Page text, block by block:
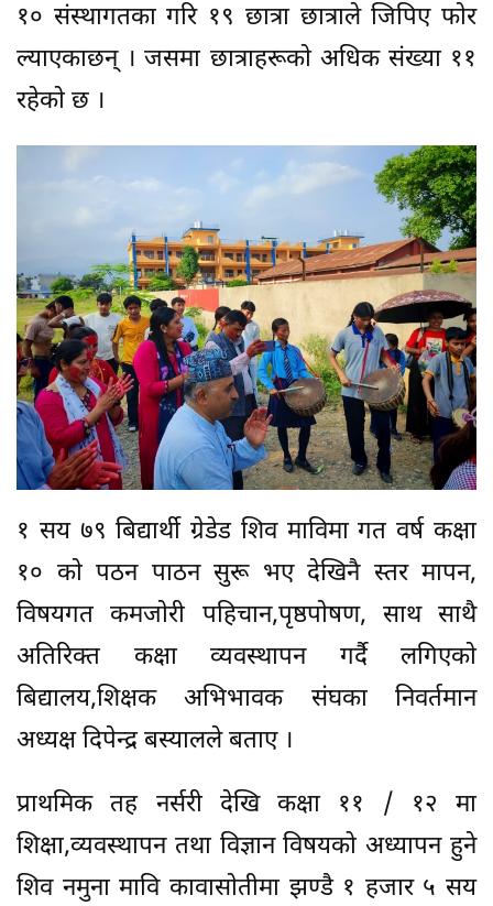
१० संस्थागतका गरि १९ छात्रा छात्राले जिपिए फाेर
ल्याएकाछन् । जसमा छात्राहरूकाे अधिक संख्या ११
रहेकाे छ ।
१ सय ७९ बिद्यार्थी ग्रेडेड शिव माविमा गत वर्ष कक्षा
१० काे पठन पाठन सुरू भए देखिनै स्तर मापन,
विषयगत कमजाेरी पहिचान,पृष्ठपाेषण, साथ साथै
अतिरिक्त कक्षा व्यवस्थापन गर्दै लगिएकाे
बिद्यालय,शिक्षक अभिभावक संघका निवर्तमान
अध्यक्ष दिपेन्द्र बस्यालले बताए ।
प्राथमिक तह नर्सरी देखि कक्षा ११ / १२ मा
शिक्षा,व्यवस्थापन तथा विज्ञान विषयको अध्यापन हुने
शिव नमुना मावि कावासाेतीमा झण्डै १ हजार ५ सय